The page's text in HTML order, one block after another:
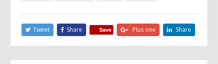
Tweet Share Save Plus one Share